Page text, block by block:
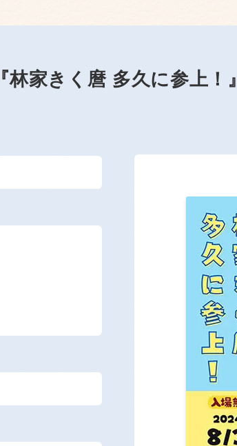
『林家きく麿 多久に参上！』